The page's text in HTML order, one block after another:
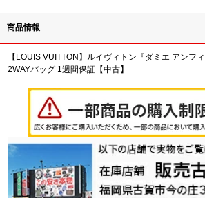
商品情報
【LOUIS VUITTON】ルイヴィトン『ダミエ アンフ
2WAYバッグ 1週間保証【中古】